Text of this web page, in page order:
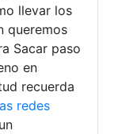
llevar los
queremos
Sacar paso
en
recuerda
redes